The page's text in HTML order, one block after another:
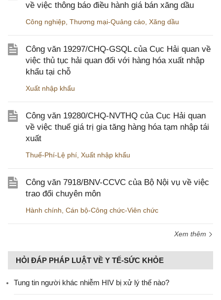
về việc thông báo điều hành giá bán xăng dầu
Công nghiệp Thương mại-Quảng cáo Xăng dầu
Công văn 19297/CHQ-GSQL của Cục Hải quan về
việc thủ tục hải quan đối với hàng hóa xuất nhập
khẩu tại chỗ
Xuất nhập khẩu
Công văn 19280/CHQ-NVTHQ của Cục Hải quan
về việc thuế giá trị gia tăng hàng hóa tạm nhập tái
xuất
Thuế-Phí-Lệ phí Xuất nhập khẩu
Công văn 7918/BNV-CCVC của Bộ Nội vụ về việc
trao đổi chuyên môn
Hành chính Cán bộ-Công chức-Viên chức
Xem thêm
HỎI ĐÁP PHÁP LUẬT VỀ Y TẾ-SỨC KHỎE
Tung tin người khác nhiễm HIV bị xử lý thế nào?